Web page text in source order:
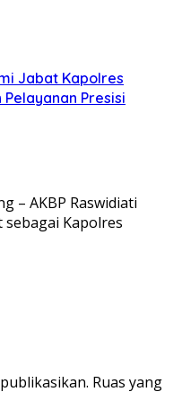
Jabat Kapolres
Presisi
– AKBP Raswidiati
sebagai Kapolres
Ruas yang